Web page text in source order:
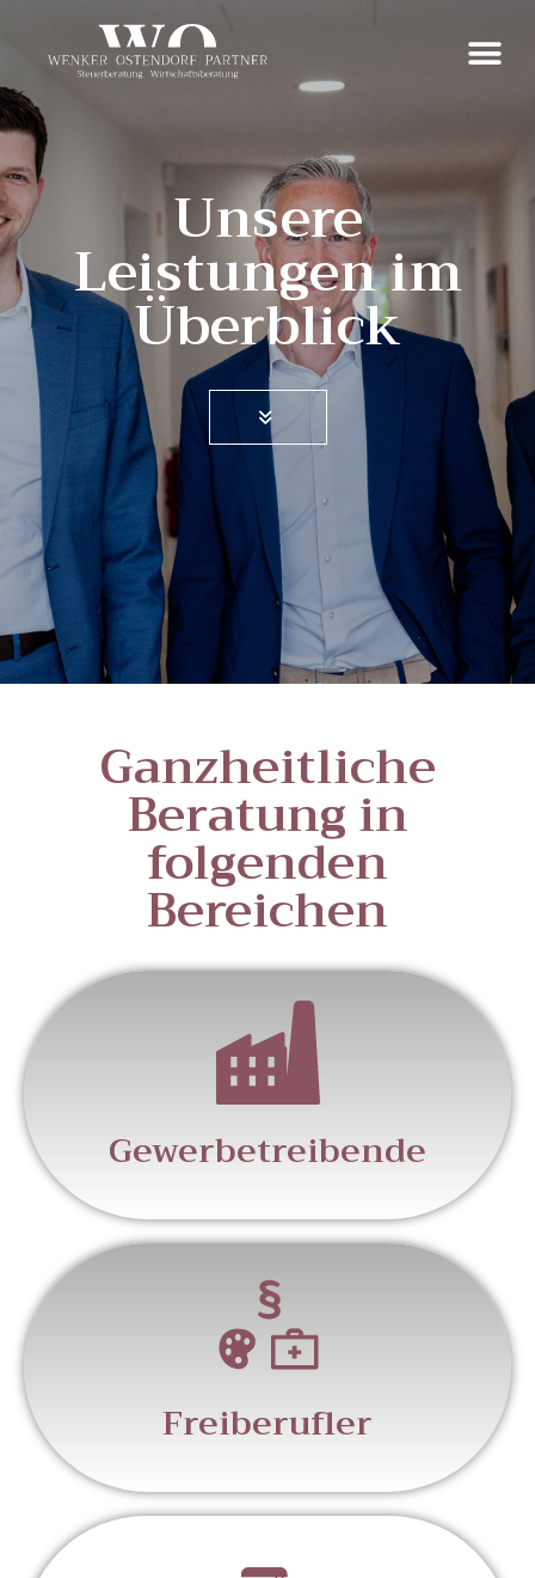
Unsere
Leistungen im
Überblick
Ganzheitliche
Beratung in
folgenden
Bereichen
Gewerbetreibende
Freiberufler